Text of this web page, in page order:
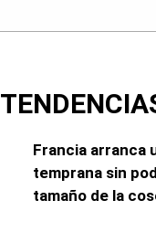
Francia arranca
temprana sin
tamaño de la